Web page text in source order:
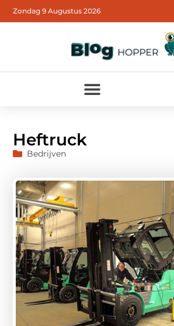
Zondag 9 Augustus 2026
Heftruck
Bedrijven